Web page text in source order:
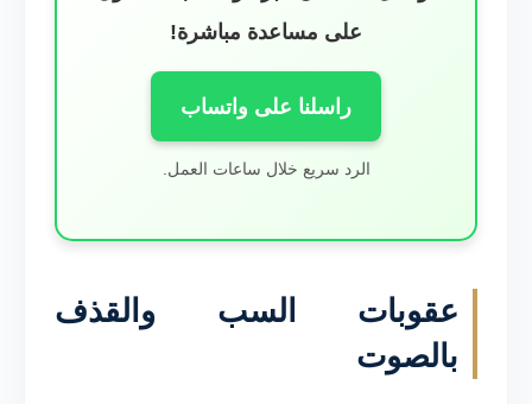
على مساعدة مباشرة!
راسلنا على واتساب
الرد سريع خلال ساعات العمل.
عقوبات السب والقذف
بالصوت